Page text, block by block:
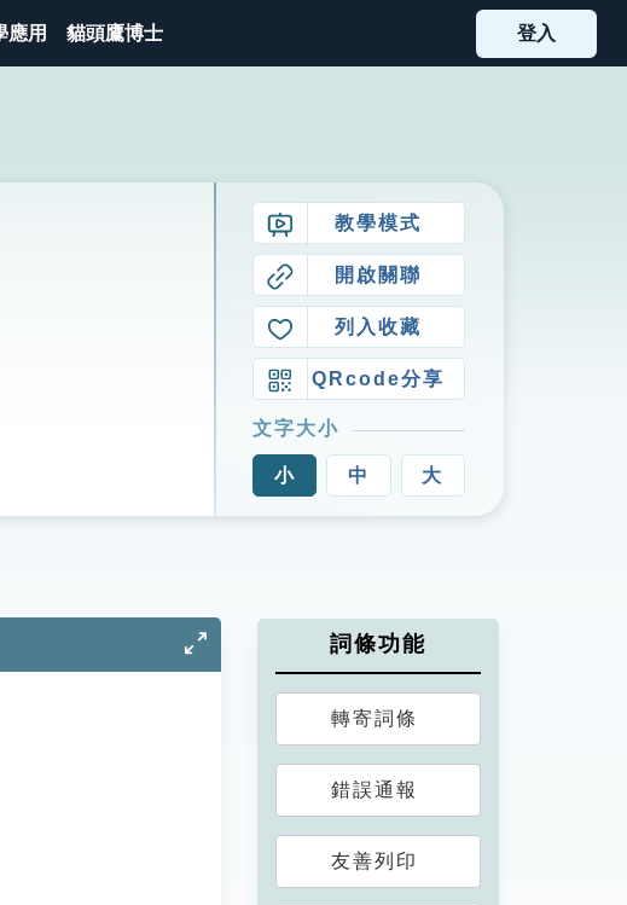
應用 貓頭鷹博士 登入
教學模式
開啟關聯
列入收藏
QRcode分享
文字大小
小 中 大
詞條功能
轉寄詞條
錯誤通報
友善列印